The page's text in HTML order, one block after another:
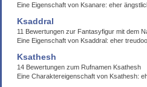
Eine Eigenschaft von Ksanare: eher
Ksaddral
11 Bewertungen zur Fantasyfigur mit dem
Eine Eigenschaft von Ksaddral: eher
Ksathesh
14 Bewertungen zum Rufnamen Ksathesh
Eine Charaktereigenschaft von Ksathesh: